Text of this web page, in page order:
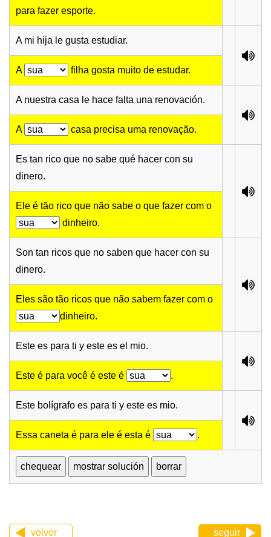
para fazer esporte.
A mi hija le gusta estudiar.
A filha gosta muito de estudar.
A nuestra casa le hace falta una renovación.
A casa precisa uma renovação.
Es tan rico que no sabe qué hacer con su
dinero.
Ele é tão rico que não sabe o que fazer com o
dinheiro.
Son tan ricos que no saben que hacer con su
dinero.
Eles são tão ricos que não sabem fazer com o
dinheiro.
Este es para ti y este es el mio.
Este é para você é este é .
Este bolígrafo es para ti y este es mio.
Essa caneta é para ele é esta é .
volver seguir